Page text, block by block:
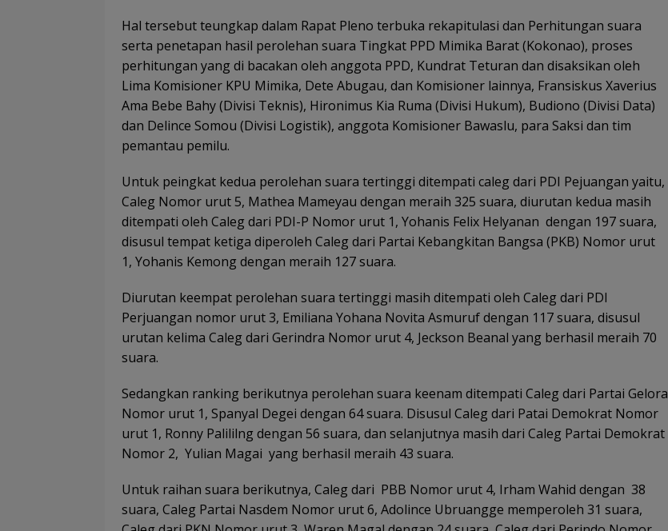
Hal tersebut teungkap dalam Rapat Pleno terbuka rekapitulasi dan Perhitungan suara
serta penetapan hasil perolehan suara Tingkat PPD Mimika Barat (Kokonao), proses
perhitungan yang di bacakan oleh anggota PPD, Kundrat Teturan dan disaksikan oleh
Lima Komisioner KPU Mimika, Dete Abugau, dan Komisioner lainnya, Fransiskus Xaverius
Ama Bebe Bahy (Divisi Teknis), Hironimus Kia Ruma (Divisi Hukum), Budiono (Divisi Data)
dan Delince Somou (Divisi Logistik), anggota Komisioner Bawaslu, para Saksi dan tim
pemantau pemilu.
Untuk peingkat kedua perolehan suara tertinggi ditempati caleg dari PDI Pejuangan yaitu,
Caleg Nomor urut 5, Mathea Mameyau dengan meraih 325 suara, diurutan kedua masih
ditempati oleh Caleg dari PDI-P Nomor urut 1, Yohanis Felix Helyanan dengan 197 suara,
disusul tempat ketiga diperoleh Caleg dari Partai Kebangkitan Bangsa (PKB) Nomor urut
1, Yohanis Kemong dengan meraih 127 suara.
Diurutan keempat perolehan suara tertinggi masih ditempati oleh Caleg dari PDI
Perjuangan nomor urut 3, Emiliana Yohana Novita Asmuruf dengan 117 suara, disusul
urutan kelima Caleg dari Gerindra Nomor urut 4, Jeckson Beanal yang berhasil meraih 70
suara.
Sedangkan ranking berikutnya perolehan suara keenam ditempati Caleg dari Partai Gelora
Nomor urut 1, Spanyal Degei dengan 64 suara. Disusul Caleg dari Patai Demokrat Nomor
urut 1, Ronny Palililng dengan 56 suara, dan selanjutnya masih dari Caleg Partai Demokrat
Nomor 2, Yulian Magai yang berhasil meraih 43 suara.
Untuk raihan suara berikutnya, Caleg dari PBB Nomor urut 4, Irham Wahid dengan 38
suara, Caleg Partai Nasdem Nomor urut 6, Adolince Ubruangge memperoleh 31 suara,